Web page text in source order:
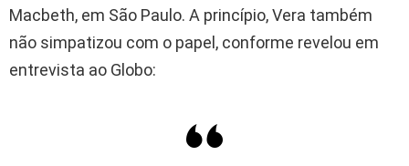
Macbeth, em São Paulo. A princípio, Vera também
não simpatizou com o papel, conforme revelou em
entrevista ao Globo: